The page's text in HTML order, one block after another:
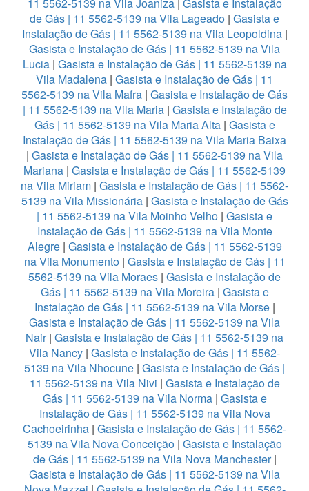
11 5562-5139 na Vila Joaniza| Gasista e Instalação
de Gás | 11 5562-5139 na Vila Lageado | Gasista e
Instalação de Gás | 11 5562-5139 na Vila Leopoldina|
Gasista e Instalação de Gás | 11 5562-5139 na Vila
Lucia| Gasista e Instalação de Gás | 11 5562-5139 na
Vila Madalena | Gasista e Instalação de Gás | 11
5562-5139 na Vila Mafra | Gasista e Instalação de Gás
| 11 5562-5139 na Vila Maria| Gasista e Instalação de
Gás | 11 5562-5139 na Vila Maria Alta| Gasista e
Instalação de Gás | 11 5562-5139 na Vila Maria Baixa
| Gasista e Instalação de Gás | 11 5562-5139 na Vila
Mariana | Gasista e Instalação de Gás | 11 5562-5139
na Vila Miriam | Gasista e Instalação de Gás | 11 5562-
5139 na Vila Missionária| Gasista e Instalação de Gás
| 11 5562-5139 na Vila Moinho Velho | Gasista e
Instalação de Gás | 11 5562-5139 na Vila Monte
Alegre| Gasista e Instalação de Gás | 11 5562-5139
na Vila Monumento| Gasista e Instalação de Gás | 11
5562-5139 na Vila Moraes | Gasista e Instalação de
Gás | 11 5562-5139 na Vila Moreira| Gasista e
Instalação de Gás | 11 5562-5139 na Vila Morse|
Gasista e Instalação de Gás | 11 5562-5139 na Vila
Nair| Gasista e Instalação de Gás | 11 5562-5139 na
Vila Nancy | Gasista e Instalação de Gás | 11 5562-
5139 na Vila Nhocune | Gasista e Instalação de Gás |
11 5562-5139 na Vila Nivi | Gasista e Instalação de
Gás | 11 5562-5139 na Vila Norma| Gasista e
Instalação de Gás | 11 5562-5139 na Vila Nova
Cachoeirinha | Gasista e Instalação de Gás | 11 5562-
5139 na Vila Nova Conceição| Gasista e Instalação
de Gás | 11 5562-5139 na Vila Nova Manchester|
Gasista e Instalação de Gás | 11 5562-5139 na Vila